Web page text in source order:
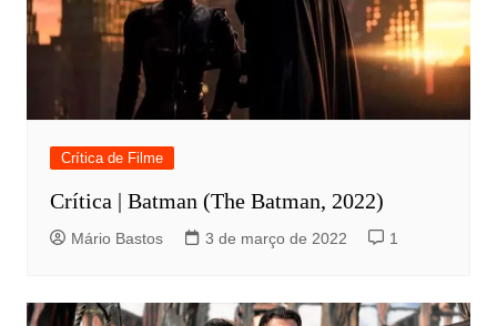
Crítica de Filme
Crítica | Batman (The Batman, 2022)
Mário Bastos 3 de março de 2022 1